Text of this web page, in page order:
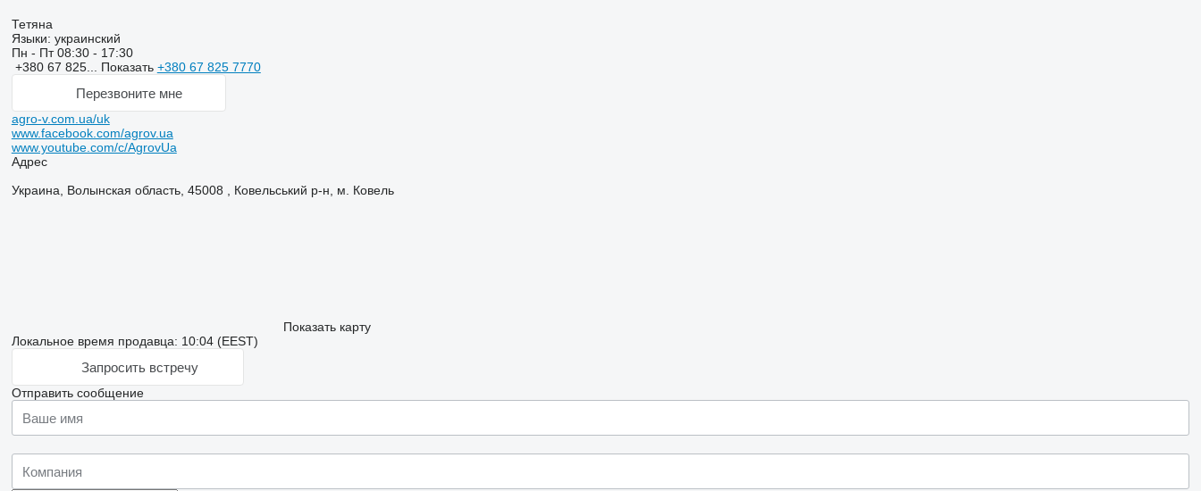
Тетяна
Языки: украинский
Пн - Пт08:30 - 17:30
+380 67 825... Показать +380 67 825 7770
Перезвоните мне
agro-v.com.ua/uk
www.facebook.com/agrov.ua
www.youtube.com/c/AgrovUa
Адрес
Украина, Волынская область, 45008 , Ковельський р-н, м. Ковель
Показать карту
Локальное время продавца: 10:04 (EEST)
Запросить встречу
Отправить сообщение